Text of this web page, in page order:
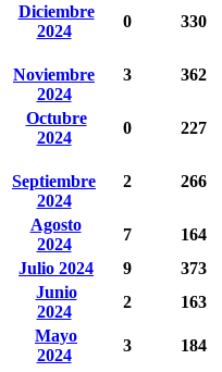
Diciembre
2024
0 330
Noviembre
2024
3 362
Octubre
2024
0 227
Septiembre
2024
2 266
Agosto
2024
7 164
Julio 2024
9 373
Junio
2024
2 163
Mayo
2024
3 184